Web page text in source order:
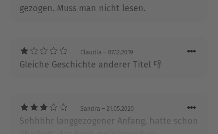
gezogen. Muss man nicht lesen.
Claudia – 07.12.2019
Gleiche Geschichte anderer Titel 👎
Sandra – 21.05.2020
Sehhhhr langgezogener Anfang, hatte schon